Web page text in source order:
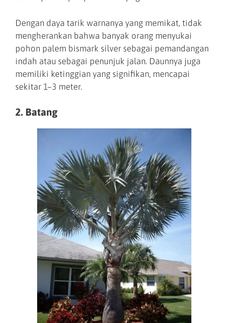
Dengan daya tarik warnanya yang memikat, tidak
mengherankan bahwa banyak orang menyukai
pohon palem bismark silver sebagai pemandangan
indah atau sebagai penunjuk jalan. Daunnya juga
memiliki ketinggian yang signifikan, mencapai
sekitar 1–3 meter.
2. Batang